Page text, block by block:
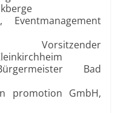
Vorsitzender
Bad
promotion GmbH,